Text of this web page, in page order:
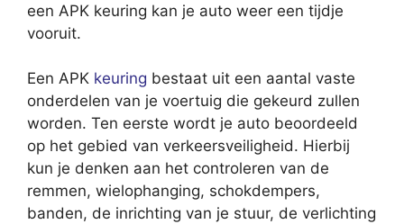
een APK keuring kan je auto weer een tijdje
vooruit.
Een APK keuring bestaat uit een aantal vaste
onderdelen van je voertuig die gekeurd zullen
worden. Ten eerste wordt je auto beoordeeld
op het gebied van verkeersveiligheid. Hierbij
kun je denken aan het controleren van de
remmen, wielophanging, schokdempers,
banden, de inrichting van je stuur, de verlichting